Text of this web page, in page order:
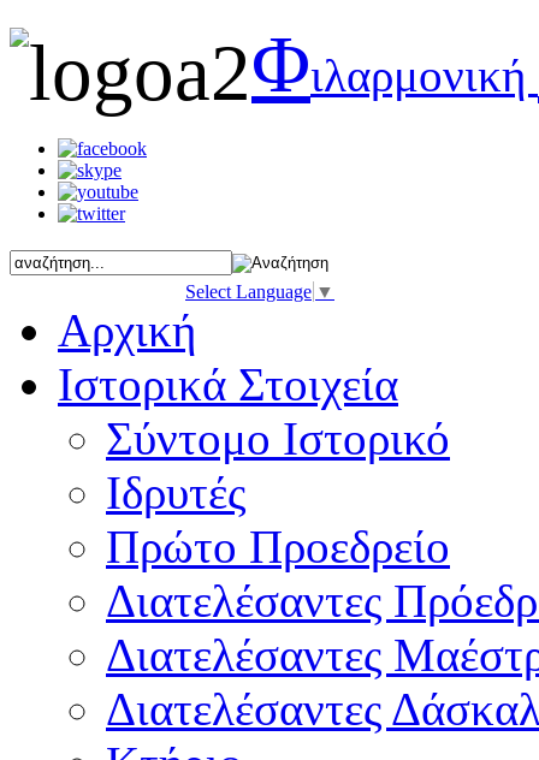
Φιλαρμονική
Select Language ▼
Αρχική
Ιστορικά Στοιχεία
Σύντομο Ιστορικό
Ιδρυτές
Πρώτο Προεδρείο
Διατελέσαντες
Διατελέσαντες
Διατελέσαντες